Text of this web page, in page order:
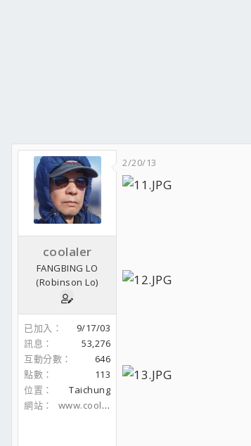
coolaler
FANGBING LO
(Robinson Lo)
已加入
9/17/03
訊息
53,276
互動分數
646
點數
113
位置
Taichung
網站
www.coolaler.com
2/20/13